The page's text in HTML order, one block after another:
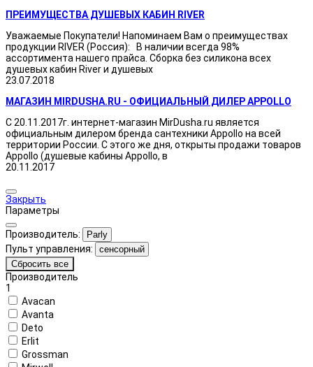
ПРЕИМУЩЕСТВА ДУШЕВЫХ КАБИН RIVER
Уважаемые Покупатели! Напоминаем Вам о преимуществах
продукции RIVER (Россия): В наличии всегда 98%
ассортимента нашего прайса. Сборка без силикона всех
душевых кабин River и душевых
23.07.2018
МАГАЗИН MIRDUSHA.RU - ОФИЦИАЛЬНЫЙ ДИЛЕР APPOLLO
С 20.11.2017г. интернет-магазин MirDusha.ru является
официальным дилером бренда сантехники Appollo на всей
территории России. С этого же дня, открыты продажи товаров
Appollo (душевые кабины Appollo, в
20.11.2017
Закрыть
Параметры
Производитель: Parly
Пульт управления:
сенсорный
Сбросить все
Производитель
1
Avacan
Avanta
Deto
Erlit
Grossman